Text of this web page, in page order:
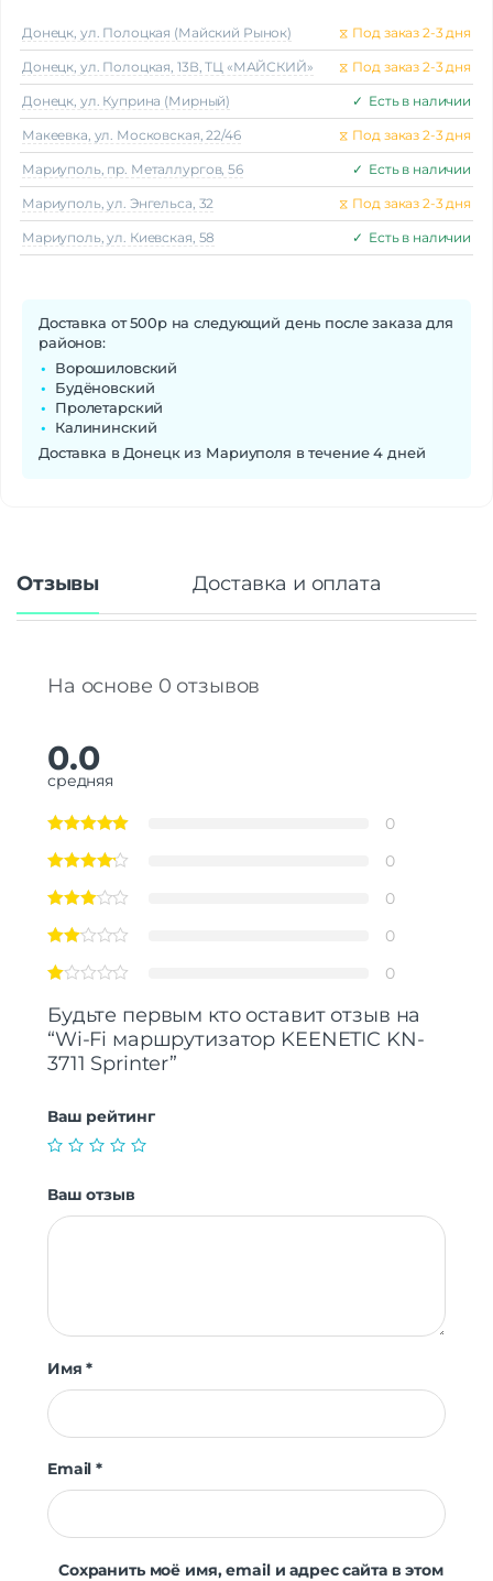
Донецк, ул. Полоцкая (Майский Рынок) ⧖ Под заказ 2-3 дня
Донецк, ул. Полоцкая, 13В, ТЦ «МАЙСКИЙ» ⧖ Под заказ 2-3 дня
Донецк, ул. Куприна (Мирный) ✓ Есть в наличии
Макеeвка, ул. Московская, 22/46 ⧖ Под заказ 2-3 дня
Мариуполь, пр. Металлургов, 56 ✓ Есть в наличии
Мариуполь, ул. Энгельса, 32 ⧖ Под заказ 2-3 дня
Мариуполь, ул. Киевская, 58 ✓ Есть в наличии
Доставка от 500р на следующий день после заказа для
районов:
Ворошиловский
Будёновский
Пролетарский
Калининский
Доставка в Донецк из Мариуполя в течение 4 дней
Отзывы Доставка и оплата
На основе 0 отзывов
0.0
средняя
0
0
0
0
0
Будьте первым кто оставит отзыв на
“Wi-Fi маршрутизатор KEENETIC KN-
3711 Sprinter”
Ваш рейтинг
Ваш отзыв
Имя*
Email*
Сохранить моё имя, email и адрес сайта в этом